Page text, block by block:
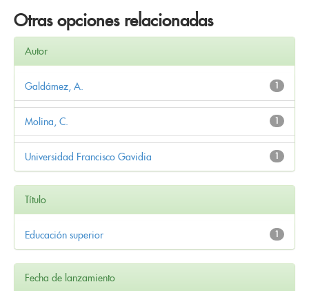
Otras opciones relacionadas
Autor
1
Galdámez, A.
1
Molina, C.
1
Universidad Francisco Gavidia
Título
1
Educación superior
Fecha de lanzamiento